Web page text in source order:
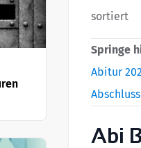
sortiert
Springe
Abitur
Abi